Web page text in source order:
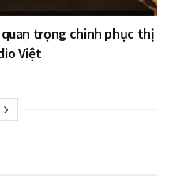
trọng chinh phục thị
Việt